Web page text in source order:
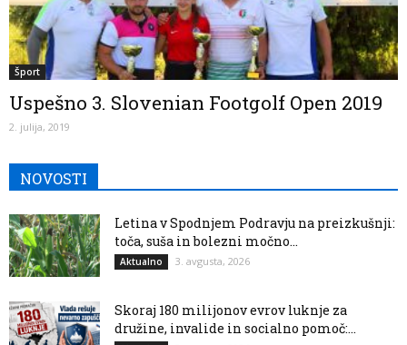
Šport
Uspešno 3. Slovenian Footgolf Open 2019
2. julija, 2019
NOVOSTI
Letina v Spodnjem Podravju na preizkušnji:
toča, suša in bolezni močno...
Aktualno 3. avgusta, 2026
Skoraj 180 milijonov evrov luknje za
družine, invalide in socialno pomoč:...